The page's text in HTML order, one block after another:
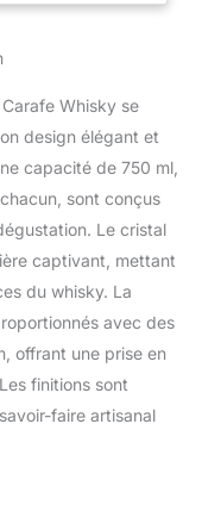
260 ml
classique.
apprécié
servi de cette
élégante de
alcoolisées
verres à
qui ont été
conçus
design de belle
classique,
lumière
détaillant.
pour les
les faire griller
Whisky se
design élégant et
capacité de 750 ml,
sont conçus
Le cristal
captivant, mettant
du whisky. La
avec des
offrant une prise en
finitions sont
faire artisanal